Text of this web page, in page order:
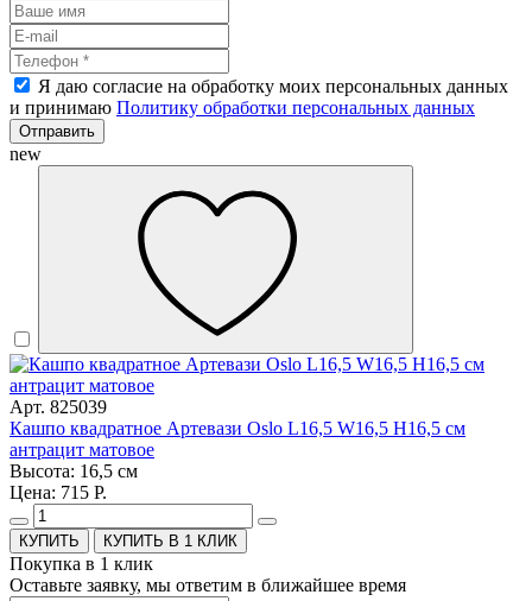
Я даю согласие на обработку моих персональных данных
и принимаю Политику обработки персональных данных
Отправить
new
Арт. 825039
Кашпо квадратное Артевази Oslo L16,5 W16,5 H16,5 см
антрацит матовое
Высота: 16,5 см
Цена: 715 Р.
КУПИТЬ В 1 КЛИК
Покупка в 1 клик
Оставьте заявку, мы ответим в ближайшее время